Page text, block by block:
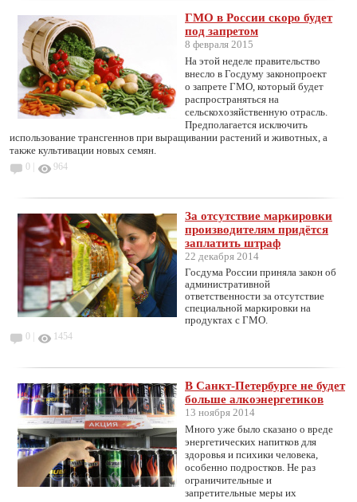
ГМО в России скоро будет
под запретом
8 февраля 2015
На этой неделе правительство
внесло в Госдуму законопроект
о запрете ГМО, который будет
распространяться на
сельскохозяйственную отрасль.
Предполагается исключить
использование трансгеннов при выращивании растений и животных, а
также культивации новых семян.
0 |
964
За отсутствие маркировки
производителям придётся
заплатить штраф
22 декабря 2014
Госдума России приняла закон об
административной
ответственности за отсутствие
специальной маркировки на
продуктах с ГМО.
0 |
1454
В Санкт-Петербурге не будет
больше алкоэнергетиков
13 ноября 2014
Много уже было сказано о вреде
энергетических напитков для
здоровья и психики человека,
особенно подростков. Не раз
ограничительные и
запретительные меры их